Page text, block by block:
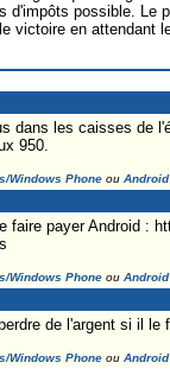
d'impôts possible. Le
victoire en attendant
dans les caisses de
950.
Windows Phoneou Android
payer Android :
Windows Phoneou Android
de l'argent si il le
Windows Phoneou Android